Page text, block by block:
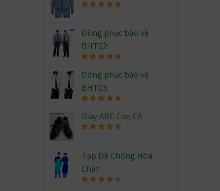
Đồng phục bảo vệ
BHT02
out of 5
Đồng phục bảo vệ
BHT03
out of 5
Giày ABC Cao Cổ
Tạp Dề Chống Hóa
Chất